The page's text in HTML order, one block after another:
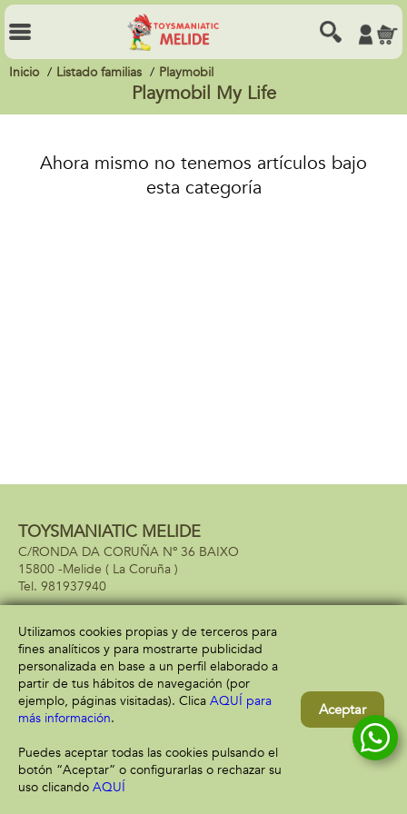
Inicio Listado familias Playmobil
Playmobil My Life
Ahora mismo no tenemos artículos bajo
esta categoría
Filtrar
TOYSMANIATIC MELIDE
C/RONDA DA CORUÑA Nº 36 BAIXO
15800 -Melide ( La Coruña )
981937940
Información
Aviso legal
Política de privacidad
Política de cookies
Atención al cliente
Envío y devolución
Utilizamos cookies propias y de terceros para
fines analíticos y para mostrarte publicidad
personalizada en base a un perfil elaborado a
partir de tus hábitos de navegación (por
ejemplo, páginas visitadas). Clica AQUÍ para
más información.
Puedes aceptar todas las cookies pulsando el
botón “Aceptar” o configurarlas o rechazar su
uso clicando AQUÍ
Aceptar